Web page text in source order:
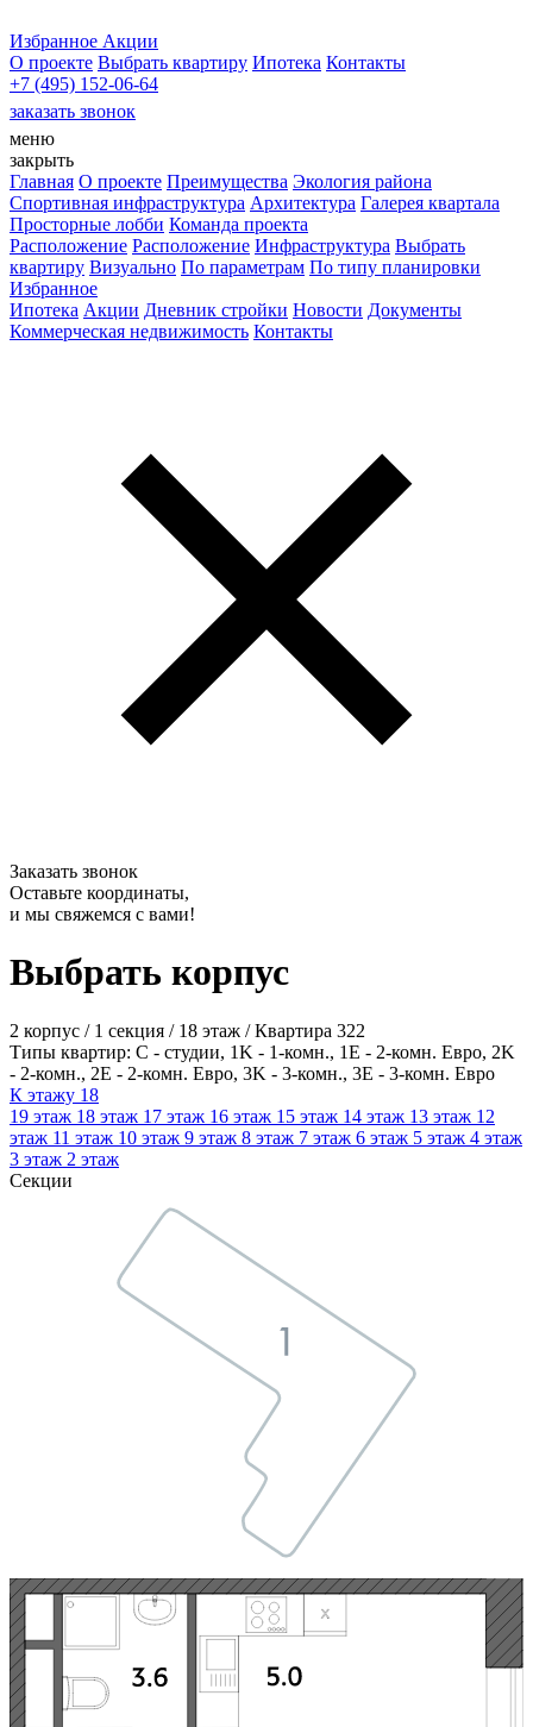
Избранное Акции
О проекте Выбрать квартиру Ипотека Контакты
+7 (495) 152-06-64
заказать звонок
меню
закрыть
Главная О проекте Преимущества Экология района
Спортивная инфраструктура Архитектура Галерея квартала
Просторные лобби Команда проекта
Расположение Расположение Инфраструктура Выбрать
квартиру Визуально По параметрам По типу планировки
Избранное
Ипотека Акции Дневник стройки Новости Документы
Коммерческая недвижимость Контакты
Заказать звонок
Оставьте координаты,
и мы свяжемся с вами!
Выбрать корпус
2 корпус / 1 секция / 18 этаж /Квартира 322
Типы квартир: С - студии, 1K - 1-комн., 1E - 2-комн. Евро, 2K
- 2-комн., 2E - 2-комн. Евро, 3K - 3-комн., 3E - 3-комн. Евро
К этажу 18
19 этаж 18 этаж 17 этаж 16 этаж 15 этаж 14 этаж 13 этаж 12
этаж 11 этаж 10 этаж 9 этаж 8 этаж 7 этаж 6 этаж 5 этаж 4 этаж
3 этаж 2 этаж
Секции